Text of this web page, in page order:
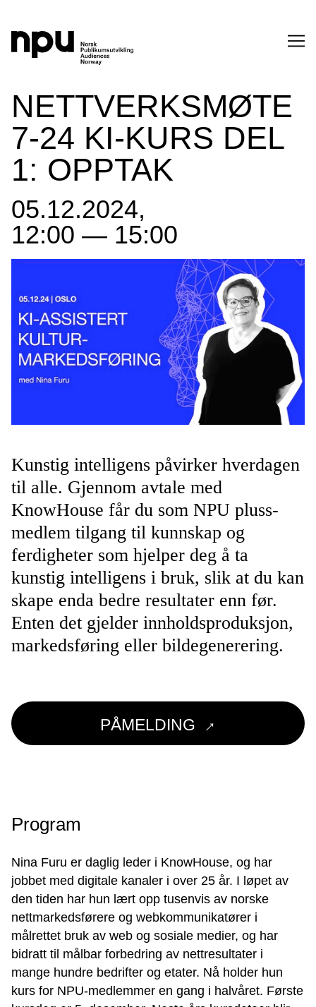
SØK
SØK →
NETTVERKSMØTE
7-24 KI-KURS DEL
1: OPPTAK
05.12.2024,
12:00 — 15:00
PÅMELDING →
Kunstig intelligens påvirker hverdagen
til alle. Gjennom avtale med
KnowHouse får du som NPU pluss-
medlem tilgang til kunnskap og
ferdigheter som hjelper deg å ta
kunstig intelligens i bruk, slik at du kan
skape enda bedre resultater enn før.
Enten det gjelder innholdsproduksjon,
markedsføring eller bildegenerering.
Program
Nina Furu er daglig leder i KnowHouse, og har
jobbet med digitale kanaler i over 25 år. I løpet av
den tiden har hun lært opp tusenvis av norske
nettmarkedsførere og webkommunikatører i
målrettet bruk av web og sosiale medier, og har
bidratt til målbar forbedring av nettresultater i
mange hundre bedrifter og etater. Nå holder hun
kurs for NPU-medlemmer en gang i halvåret. Første